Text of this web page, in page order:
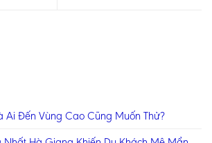
Ai Đến Vùng Cao Cũng Muốn Thử?